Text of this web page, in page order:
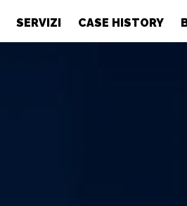
SERVIZI CASE HISTORY